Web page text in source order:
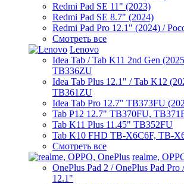
Redmi Pad SE 11" (2023)
Redmi Pad SE 8.7" (2024)
Redmi Pad Pro 12.1" (2024) /
Смотреть все
Lenovo
Idea Tab / Tab K11 2nd Gen
TB336ZU
Idea Tab Plus 12.1" / Tab K12
TB361ZU
Idea Tab Pro 12.7" TB373FU
Tab P12 12.7" TB370FU,
Tab K11 Plus 11.45" TB352FU
Tab K10 FHD TB-X6C6F, TB-
Смотреть все
realme,
OnePlus Pad 2 / OnePlus Pad Pro
12.1"